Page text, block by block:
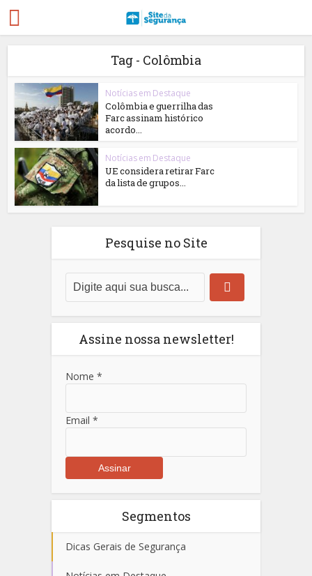
Tag - Colômbia
Notícias em Destaque
Colômbia e guerrilha das
Farc assinam histórico
acordo...
Notícias em Destaque
UE considera retirar Farc
da lista de grupos...
Pesquise no Site
Assine nossa newsletter!
Nome *
Email *
Segmentos
Dicas Gerais de Segurança